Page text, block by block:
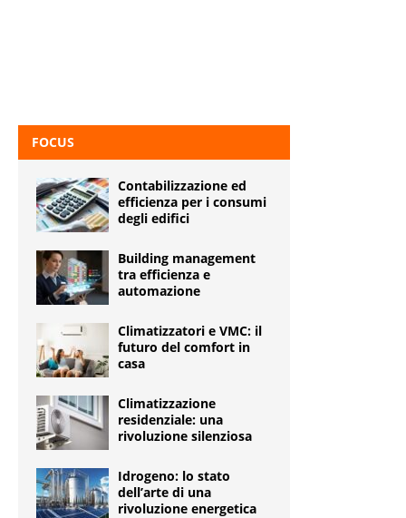
FOCUS
Contabilizzazione ed
efficienza per i consumi
degli edifici
Building management
tra efficienza e
automazione
Climatizzatori e VMC: il
futuro del comfort in
casa
Climatizzazione
residenziale: una
rivoluzione silenziosa
Idrogeno: lo stato
dell’arte di una
rivoluzione energetica